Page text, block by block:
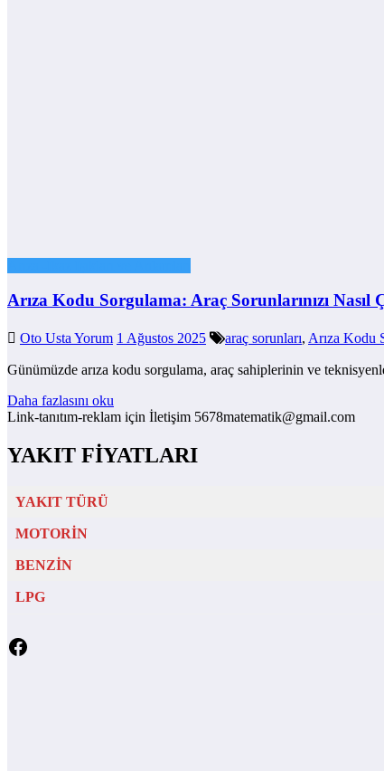
Arıza Kodu Sorgulama: Araç Sorunlarınızı Nasıl
Oto Usta Yorum 1 Ağustos 2025 araç sorunları, Arıza Kodu
Günümüzde arıza kodu sorgulama, araç sahiplerinin ve
Daha fazlasını oku
Link-tanıtım-reklam için İletişim 5678matematik@gmail.com
YAKIT FİYATLARI
YAKIT TÜRÜ
MOTORİN
BENZİN
LPG
Facebook